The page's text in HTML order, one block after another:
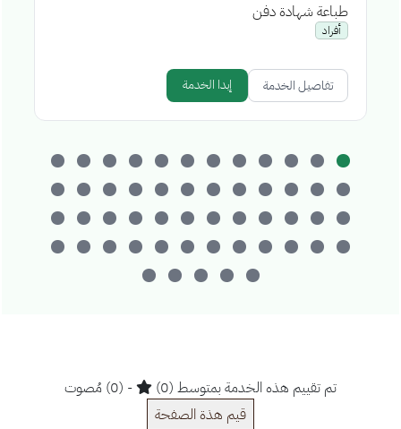
طباعة شهادة دفن
أفراد
تفاصيل الخدمة إبدا الخدمة
تم تقييم هذه الخدمة بمتوسط (0)
- (0) مُصوت
قيم هذة الصفحة